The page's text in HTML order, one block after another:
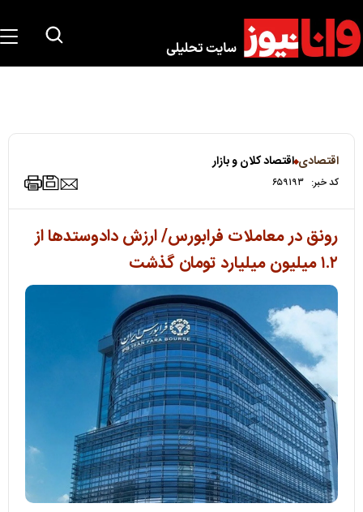
اقتصادی اقتصاد کلان و بازار
کد خبر: ۶۵۹۱۹۳
رونق در معاملات فرابورس/ ارزش دادوستدها از
۱.۲ میلیون میلیارد تومان گذشت